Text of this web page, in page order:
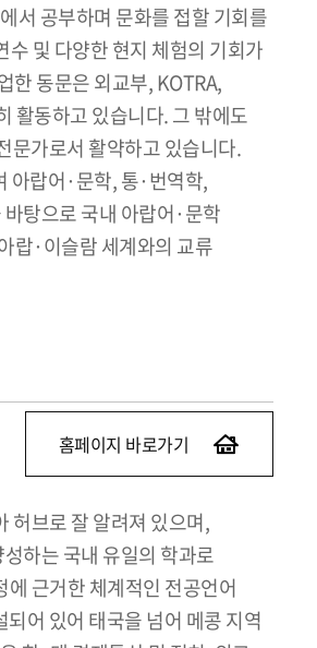
서 공부하며 문화를 접할 기회를
및 다양한 현지 체험의 기회가
한 동문은 외교부, KOTRA,
활동하고 있습니다. 그 밖에도
문가로서 활약하고 있습니다.
아랍어·문학, 통·번역학,
탕으로 국내 아랍어·문학
랍·이슬람 세계와의 교류
홈페이지 바로가기
허브로 잘 알려져 있으며,
하는 국내 유일의 학과로
근거한 체계적인 전공언어
어 있어 태국을 넘어 메콩 지역